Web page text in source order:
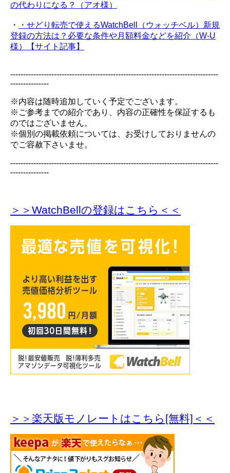
の代わりになる？（アオ様）
・
・せどり転売で使えるWatchBell（ウォッチベル）新規
登録の方法は？必要な条件や月額料金などを紹介（W-U
様）【サイト記事】
---------------------------------------------------------------------------------
---------------
※内容は随時追加していく予定でございます。
※ご参考までの紹介であり、内容の正確性を保証するも
のではございません。
※個別の掲載依頼については、お受けしておりませんの
でご容赦下さいませ。
---------------------------------------------------------------------------------
---------------
＞＞WatchBellの登録はこちら＜＜
＞＞楽天版モノレートはこちら[無料]＜＜